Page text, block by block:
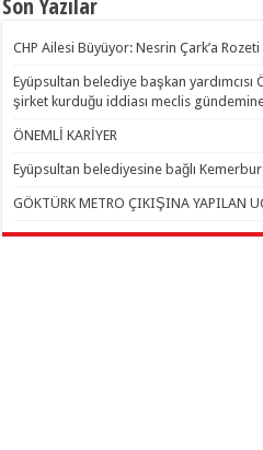
CHP Ailesi Büyüyor: Nesrin Çark’a Rozeti
Eyüpsultan belediye başkan
şirket kurduğu iddiası meclis
ÖNEMLİ KARİYER
Eyüpsultan belediyesine bağlı
GÖKTÜRK METRO ÇIKIŞINA YAPILAN